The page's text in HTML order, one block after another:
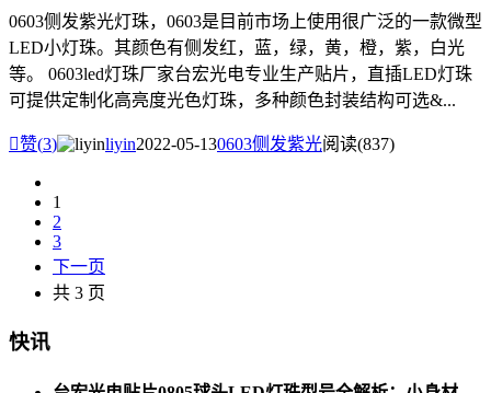
0603侧发紫光灯珠，0603是目前市场上使用很广泛的一款微型
LED小灯珠。其颜色有侧发红，蓝，绿，黄，橙，紫，白光
等。 0603led灯珠厂家台宏光电专业生产贴片，直插LED灯珠
可提供定制化高亮度光色灯珠，多种颜色封装结构可选&...
赞(3) liyin2022-05-130603侧发紫光阅读(837)
1
2
3
下一页
共 3 页
快讯